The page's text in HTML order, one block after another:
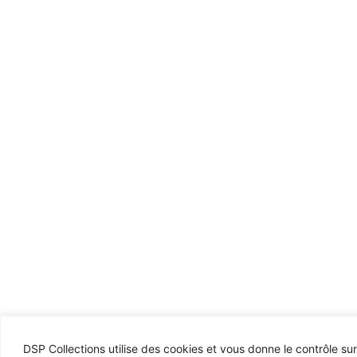
DSP Collections utilise des cookies et vous donne le contrôle